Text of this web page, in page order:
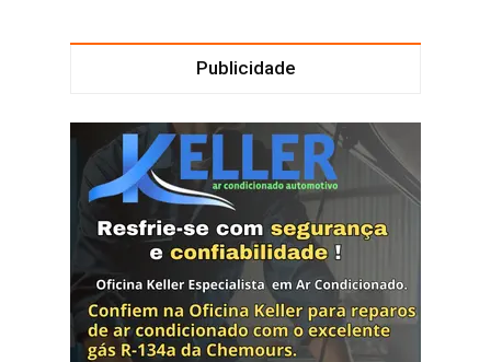
Publicidade